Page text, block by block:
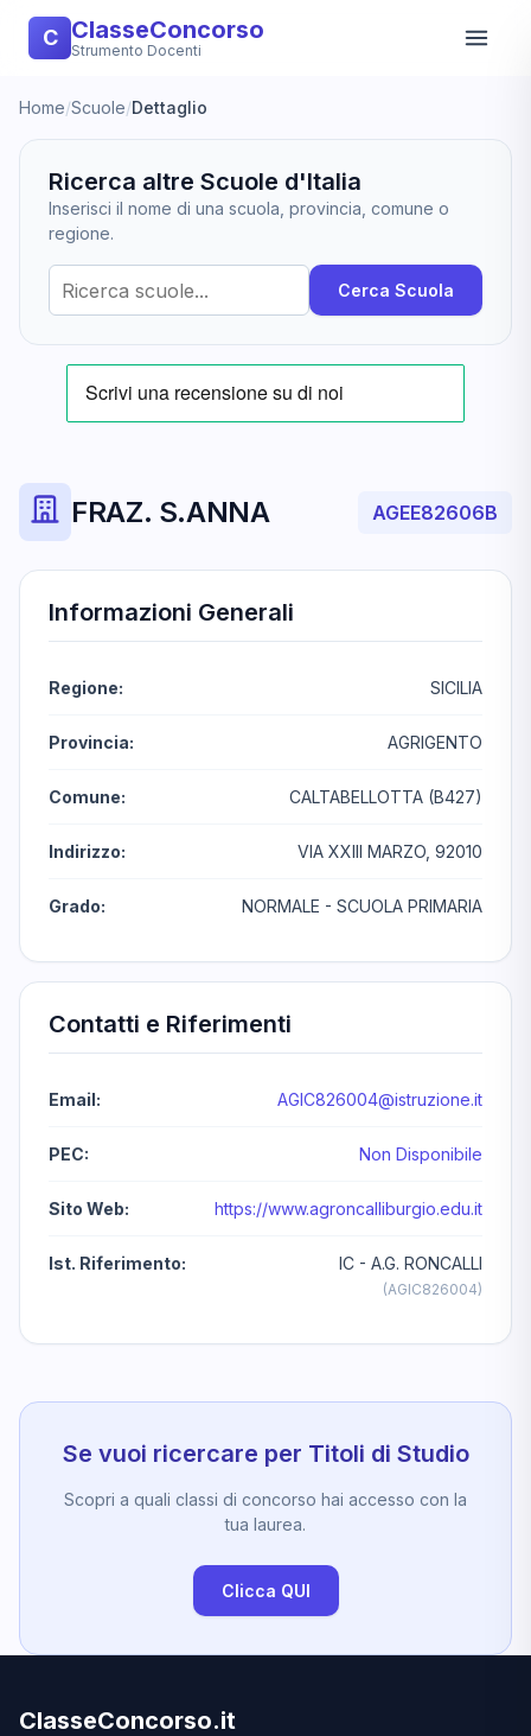
C ClasseConcorso
Strumento Docenti
Home/Scuole/Dettaglio
Ricerca altre Scuole d'Italia
Inserisci il nome di una scuola, provincia, comune o
regione.
Cerca Scuola
FRAZ. S.ANNA AGEE82606B
Informazioni Generali
Regione: SICILIA
Provincia: AGRIGENTO
Comune: CALTABELLOTTA (B427)
Indirizzo: VIA XXIII MARZO, 92010
Grado: NORMALE - SCUOLA PRIMARIA
Contatti e Riferimenti
Email: AGIC826004@istruzione.it
PEC: Non Disponibile
Sito Web: https://www.agroncalliburgio.edu.it
Ist. Riferimento: IC - A.G. RONCALLI
(AGIC826004)
Se vuoi ricercare per Titoli di Studio
Scopri a quali classi di concorso hai accesso con la
tua laurea.
Clicca QUI
ClasseConcorso.it